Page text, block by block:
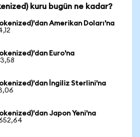
kuru bugün ne kadar?
Amerikan Doları'na
Euro'na
İngiliz Sterlini'na
Japon Yeni'na